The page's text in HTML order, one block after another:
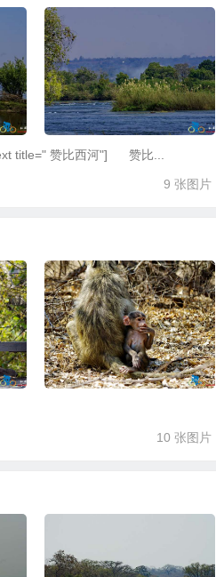
title=" 赞比西河"] 赞比...
9 张图片
10 张图片